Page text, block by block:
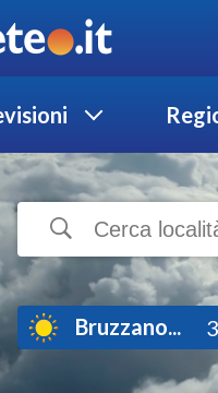
Bruzzano...